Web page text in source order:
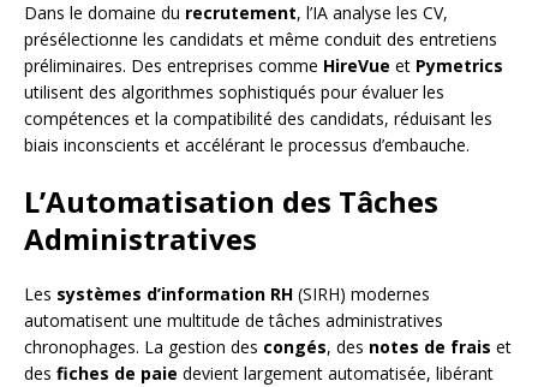
Dans le domaine du recrutement, l’IA analyse les CV,
présélectionne les candidats et même conduit des entretiens
préliminaires. Des entreprises comme HireVue et Pymetrics
utilisent des algorithmes sophistiqués pour évaluer les
compétences et la compatibilité des candidats, réduisant les
biais inconscients et accélérant le processus d’embauche.
L’Automatisation des Tâches
Administratives
Les systèmes d’information RH (SIRH) modernes
automatisent une multitude de tâches administratives
chronophages. La gestion des congés, des notes de frais et
des fiches de paie devient largement automatisée, libérant